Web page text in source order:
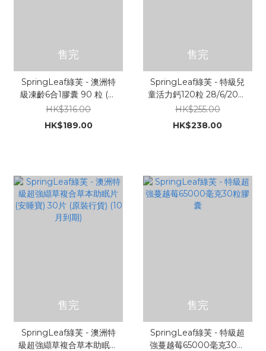
售完
SpringLeaf綠芙 - 澳洲特
級凍齡6合1膠囊 90 粒 (原
裝行貨)
HK$316.00
HK$189.00
售完
SpringLeaf綠芙 - 特級兒
童活力鈣120粒 28/6/2022
年到期
HK$255.00
HK$238.00
售完
SpringLeaf綠芙 - 澳洲特
級超強纈草複合草本助眠片
售完
SpringLeaf綠芙 - 特級超
強蔓越莓65000毫克30粒